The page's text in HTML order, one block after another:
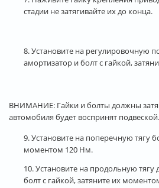
стадии не затягивайте их до конца.
8. Установите на регулировочную
амортизатор и болт с гайкой,
ВНИМАНИЕ: Гайки и болты должны
автомобиля будет воспринят подвеской.
9. Установите на поперечную тягу
моментом 120 Нм.
10. Установите на продольную тягу
болт с гайкой, затяните их